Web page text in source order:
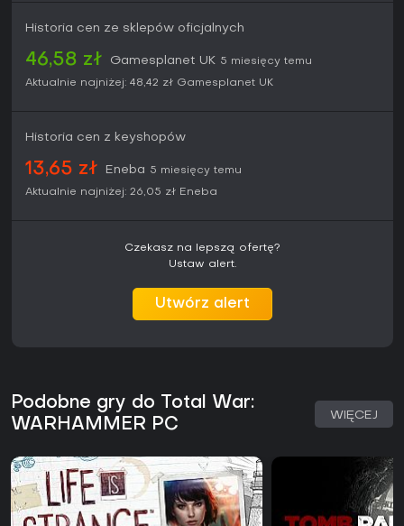
Historia cen ze sklepów oficjalnych
46,58 zł Gamesplanet UK 5 miesięcy temu
Aktualnie najniżej: 48,42 zł Gamesplanet UK
Historia cen z keyshopów
13,65 zł Eneba 5 miesięcy temu
Aktualnie najniżej: 26,05 zł Eneba
Czekasz na lepszą ofertę?
Ustaw alert.
Utwórz alert
Podobne gry do Total War:
WARHAMMER PC
WIĘCEJ